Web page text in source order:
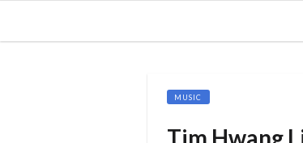
MUSIC